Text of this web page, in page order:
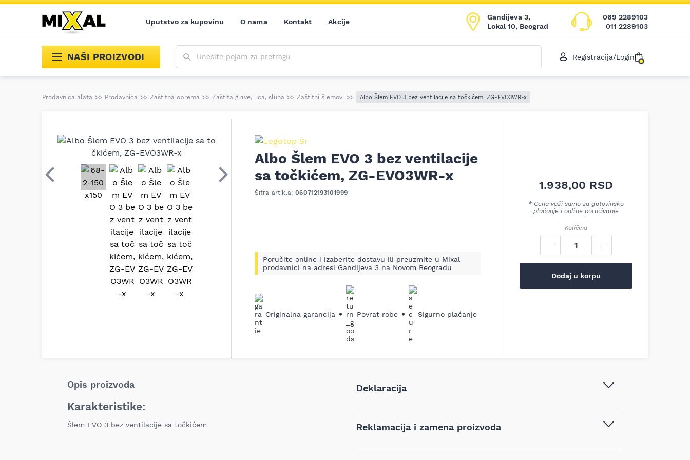
Uputstvo za kupovinu O nama Kontakt Akcije
Gandijeva 3,
Lokal 10, Beograd
069 2289103
011 2289103
NAŠI PROIZVODI Registracija/Login
Prodavnica alata >> Prodavnica >> Zaštitna oprema >> Zaštita glave, lica, sluha >> Zaštitni šlemovi >> Albo Šlem EVO 3 bez ventilacije sa točkićem, ZG-EVO3WR-x
Prethodni Sledeći
Albo Šlem EVO 3 bez ventilacije
sa točkićem, ZG-EVO3WR-x
Šifra artikla:060712193101999
Poručite online i izaberite dostavu ili preuzmite u Mixal
prodavnici na adresi Gandijeva 3 na Novom Beogradu
Originalna garancija Povrat robe Sigurno plaćanje
1.938,00 RSD
* Cena važi samo za gotovinsko
plaćanje i online poručivanje
Količina
Dodaj u korpu
Opis proizvoda
Karakteristike:
Šlem EVO 3 bez ventilacije sa točkićem
Deklaracija
točkićem, ZG-EVO3WR-x
Reklamacija i zamena proizvoda